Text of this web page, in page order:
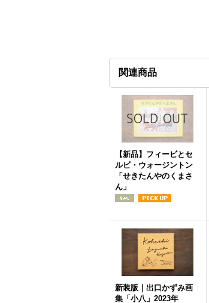
関連商品
【新品】フィービとセ
ルビ・ウォージントン
「せきたんやのくまさ
ん」
新装版｜出口かずみ画
集「小八」2023年